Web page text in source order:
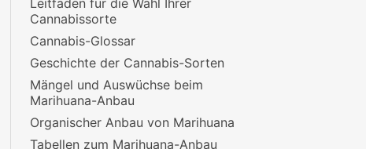
Leitfaden für die Wahl Ihrer
Cannabissorte
Cannabis-Glossar
Geschichte der Cannabis-Sorten
Mängel und Auswüchse beim
Marihuana-Anbau
Organischer Anbau von Marihuana
Tabellen zum Marihuana-Anbau